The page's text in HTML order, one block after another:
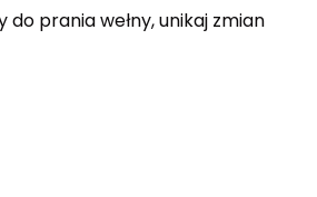
prania wełny, unikaj zmian